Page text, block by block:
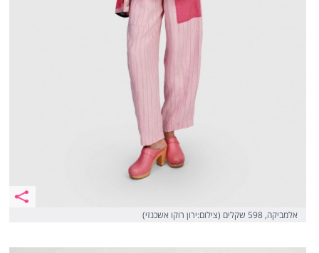
אלמביקה, 598 שקלים (צילום:ירון רוקו אשכנזי)